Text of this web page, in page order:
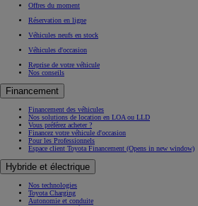
Offres du moment
Réservation en ligne
Véhicules neufs en stock
Véhicules d'occasion
Reprise de votre véhicule
Nos conseils
Financement
Financement des véhicules
Nos solutions de location en LOA ou LLD
Vous préférez acheter ?
Financez votre véhicule d'occasion
Pour les Professionnels
Espace client Toyota Financement (Opens in new window)
Hybride et électrique
Nos technologies
Toyota Charging
Autonomie et conduite